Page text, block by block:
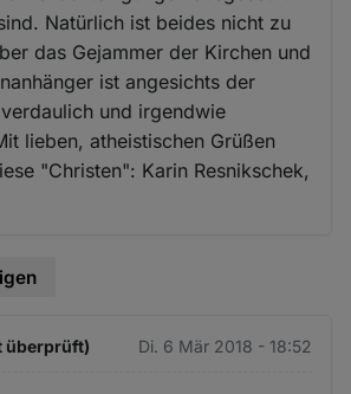
Natürlich ist beides nicht zu
das Gejammer der Kirchen und
ist angesichts der
und irgendwie
lieben, atheistischen Grüßen
"Christen": Karin Resnikschek,
überprüft) Di. 6 Mär 2018 - 18:52